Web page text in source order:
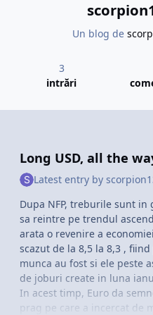
Un blog de
3
intrări
Long USD, all the
Latest entry by
Dupa NFP, treburile sunt
sa reintre pe trendul
arata o revenire a
scazut de la 8,5 la 8,3 ,
munca au fost si ele peste
de joburi create in luna
In acest timp, Euro da
prag pe care a incercat de